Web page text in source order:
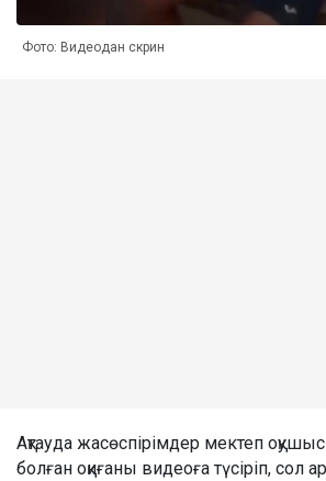
Фото: Видеодан скрин
Ақтауда жасөспірімдер мектеп
болған оқиғаны видеоға түсіріп, сол